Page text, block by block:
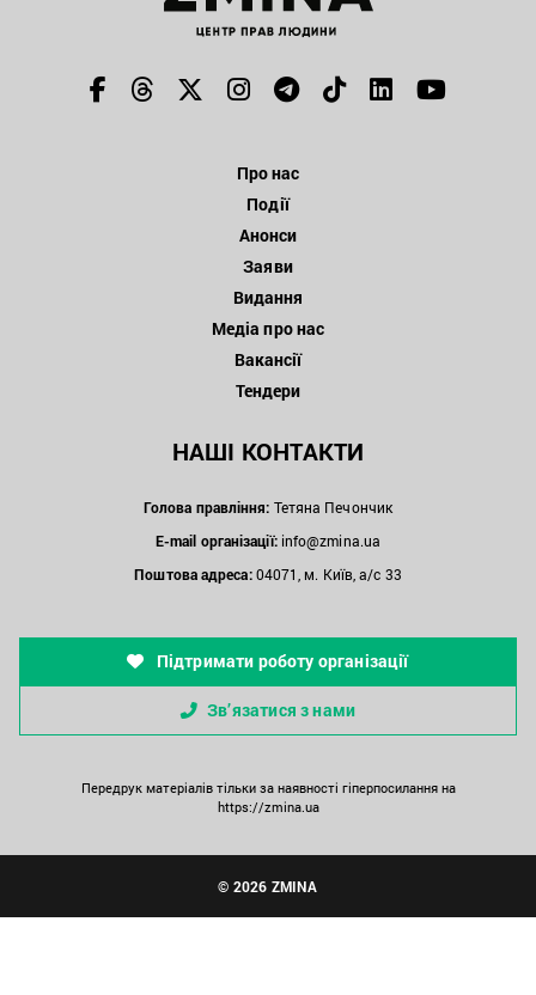
Про нас
Події
Анонси
Заяви
Видання
Медіа про нас
Вакансії
Тендери
НАШІ КОНТАКТИ
Голова правління: Тетяна Печончик
E-mail організації: info@zmina.ua
Поштова адреса:04071, м. Київ, а/с 33
Підтримати роботу організації
Зв’язатися з нами
Передрук матеріалів тільки за наявності гіперпосилання на
https://zmina.ua
© 2026 ZMINA